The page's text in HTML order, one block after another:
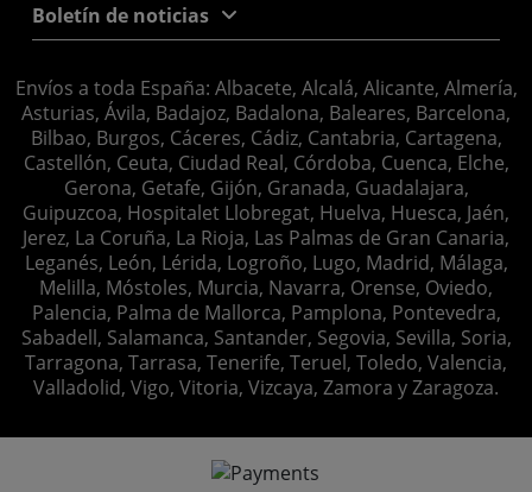
Boletín de noticias
Envíos a toda España: Albacete, Alcalá, Alicante, Almería,
Asturias, Ávila, Badajoz, Badalona, Baleares, Barcelona,
Bilbao, Burgos, Cáceres, Cádiz, Cantabria, Cartagena,
Castellón, Ceuta, Ciudad Real, Córdoba, Cuenca, Elche,
Gerona, Getafe, Gijón, Granada, Guadalajara,
Guipuzcoa, Hospitalet Llobregat, Huelva, Huesca, Jaén,
Jerez, La Coruña, La Rioja, Las Palmas de Gran Canaria,
Leganés, León, Lérida, Logroño, Lugo, Madrid, Málaga,
Melilla, Móstoles, Murcia, Navarra, Orense, Oviedo,
Palencia, Palma de Mallorca, Pamplona, Pontevedra,
Sabadell, Salamanca, Santander, Segovia, Sevilla, Soria,
Tarragona, Tarrasa, Tenerife, Teruel, Toledo, Valencia,
Valladolid, Vigo, Vitoria, Vizcaya, Zamora y Zaragoza.